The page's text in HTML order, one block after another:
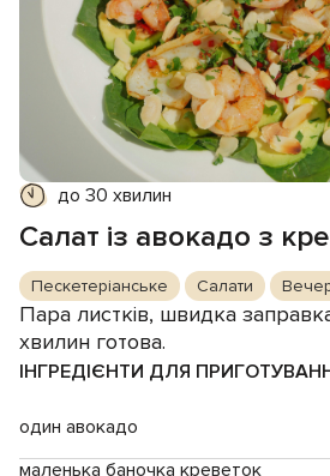
до 30 хвилин
Салат із авокадо з
Пескетеріанське Салати
Пара листків, швидка
хвилин готова.
ІНГРЕДІЄНТИ ДЛЯ
один авокадо
маленька баночка креветок